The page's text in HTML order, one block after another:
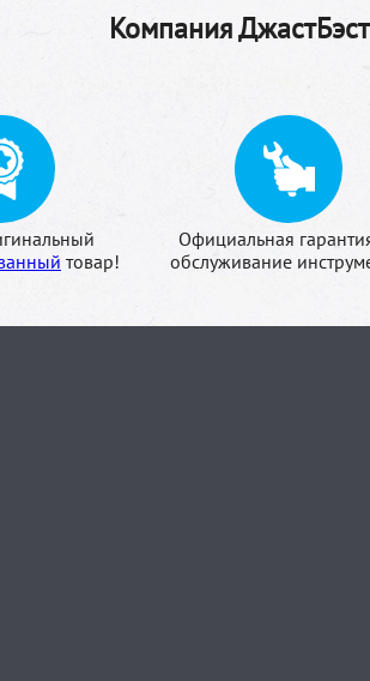
Компания
товар!
Официальная
обслуживание